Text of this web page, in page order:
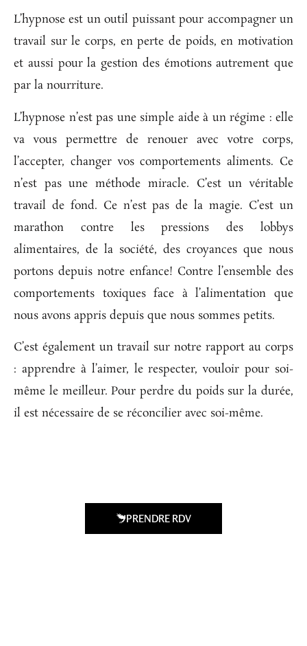
L’hypnose est un outil puissant pour accompagner un
travail sur le corps, enperte de poids, en motivation
et aussi pour la gestion des émotions autrement que
par la nourriture.
L’hypnose n’est pas une simple aide à un régime : elle
va vous permettre de renouer avec votre corps,
l’accepter, changer vos comportements aliments. Ce
n’est pas une méthode miracle. C’est un véritable
travail de fond. Ce n’est pas de la magie. C’est un
marathon contre les pressions des lobbys
alimentaires, de la société, des croyances que nous
portons depuis notre enfance! Contre l’ensemble des
comportements toxiques face à l’alimentation que
nous avons appris depuis que nous sommes petits.
C’est également un travail sur notre rapport au corps
: apprendre à l’aimer, le respecter, vouloir pour soi-
même le meilleur. Pour perdre du poids sur la durée,
il est nécessaire de se réconcilier avec soi-même.
PRENDRE RDV